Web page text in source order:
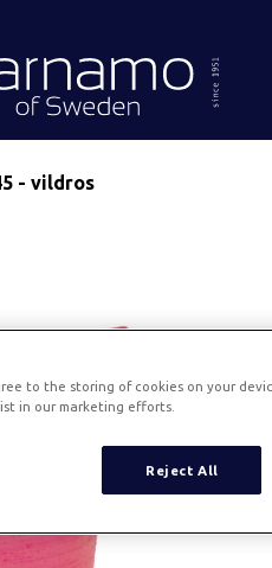
- vildros
to the storing of cookies on your
in our marketing efforts.
Reject All